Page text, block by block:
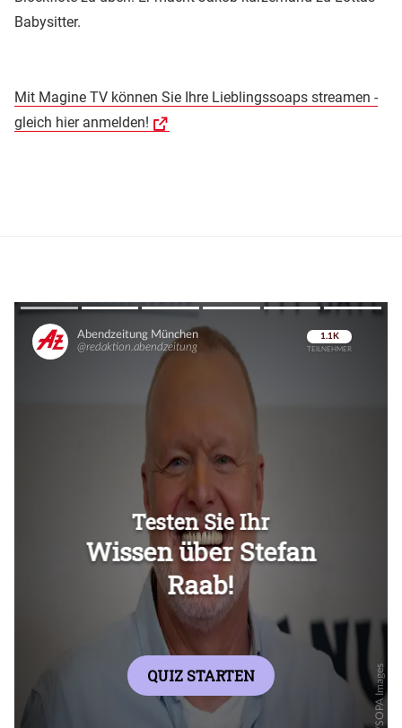
Babysitter.
Mit Magine TV können Sie Ihre Lieblingssoaps streamen -
gleich hier anmelden!
Überspringen
Überspringen